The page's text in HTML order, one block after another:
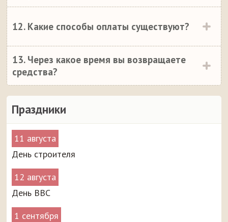
Праздники
11 августа
День строителя
12 августа
День ВВС
1 сентября
12. Какие способы оплаты существуют?
13. Через какое время вы возвращаете
средства?